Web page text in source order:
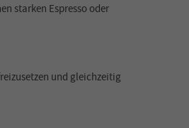
starken Espresso oder
und gleichzeitig